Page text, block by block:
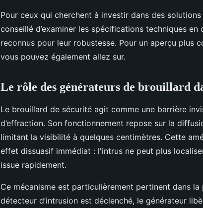
Pour ceux qui cherchent à investir dans des
conseillé d’examiner les spécifications techniques
reconnus pour leur robustesse. Pour un aperçu plus
vous pouvez également allez sur.
Le rôle des générateurs de brouillard
Le brouillard de sécurité agit comme une barrière
d’effraction. Son fonctionnement repose sur la
limitant la visibilité à quelques centimètres. Cette
effet dissuasif immédiat : l'intrus ne peut plus
issue rapidement.
Ce mécanisme est particulièrement pertinent dans
détecteur d’intrusion est déclenché, le générateur